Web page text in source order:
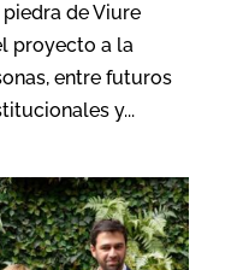
de Viure
proyecto a la
entre futuros
y...